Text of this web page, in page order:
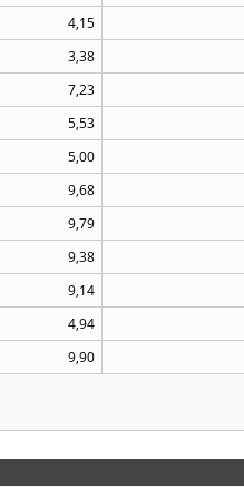
4,15
3,38
7,23
5,53
5,00
9,68
9,79
9,38
9,14
4,94
9,90